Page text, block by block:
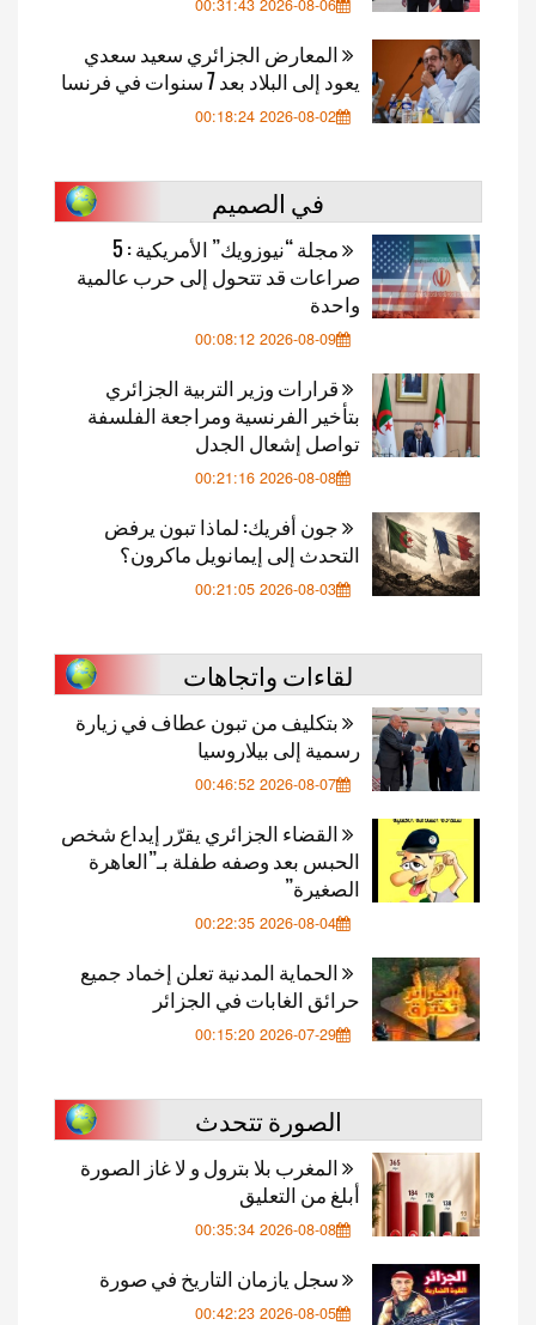
2026-08-06 00:31:43
المعارض الجزائري سعيد سعدي
يعود إلى البلاد بعد 7 سنوات في فرنسا
2026-08-02 00:18:24
في الصميم
مجلة “نيوزويك” الأمريكية : 5
صراعات قد تتحول إلى حرب عالمية
واحدة
2026-08-09 00:08:12
قرارات وزير التربية الجزائري
بتأخير الفرنسية ومراجعة الفلسفة
تواصل إشعال الجدل
2026-08-08 00:21:16
جون أفريك: لماذا تبون يرفض
التحدث إلى إيمانويل ماكرون؟
2026-08-03 00:21:05
لقاءات واتجاهات
بتكليف من تبون عطاف في زيارة
رسمية إلى بيلاروسيا
2026-08-07 00:46:52
القضاء الجزائري يقرّر إيداع شخص
الحبس بعد وصفه طفلة بـ”العاهرة
الصغيرة”
2026-08-04 00:22:35
الحماية المدنية تعلن إخماد جميع
حرائق الغابات في الجزائر
2026-07-29 00:15:20
الصورة تتحدث
المغرب بلا بترول و لا غاز الصورة
أبلغ من التعليق
2026-08-08 00:35:34
سجل يازمان التاريخ في صورة
2026-08-05 00:42:23